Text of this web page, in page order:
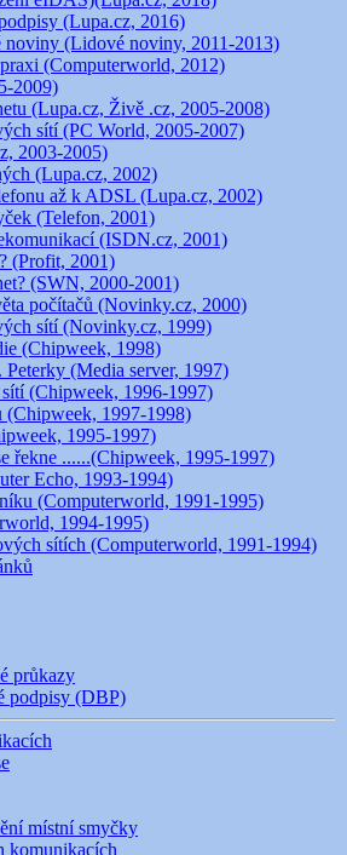
(Lupa.cz, 2016)
(Lidové noviny, 2011-2013)
(Computerworld, 2012)
2009)
(Lupa.cz, Živě .cz, 2005-2008)
sítí (PC World, 2005-2007)
2003-2005)
(Lupa.cz, 2002)
až k ADSL (Lupa.cz, 2002)
(Telefon, 2001)
(ISDN.cz, 2001)
(Profit, 2001)
(SWN, 2000-2001)
počítačů (Novinky.cz, 2000)
sítí (Novinky.cz, 1999)
(Chipweek, 1998)
(Media server, 1997)
(Chipweek, 1996-1997)
(Chipweek, 1997-1998)
1995-1997)
řekne ......(Chipweek, 1995-1997)
Echo, 1993-1994)
(Computerworld, 1991-1995)
1994-1995)
sítích (Computerworld, 1991-1994)
průkazy
podpisy (DBP)
místní smyčky
komunikacích